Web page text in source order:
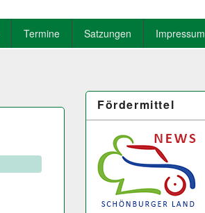
Termine Satzungen Impressum
Fördermittel